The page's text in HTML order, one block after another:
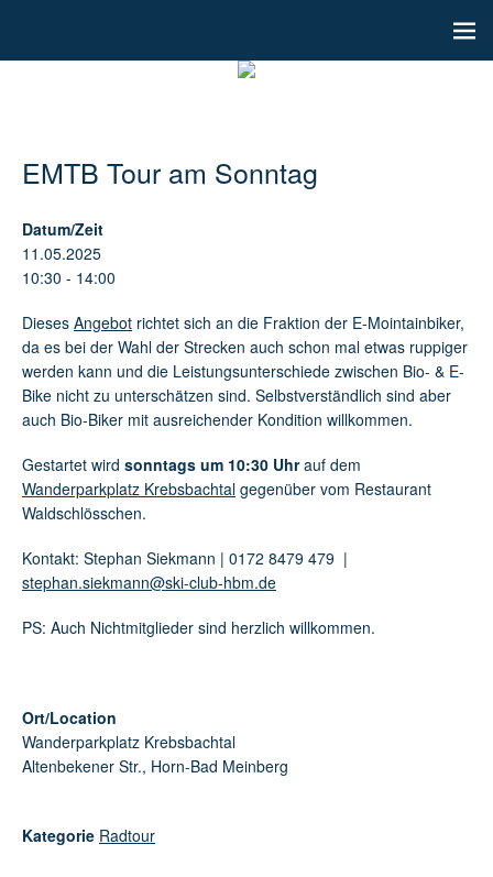
EMTB Tour am Sonntag
Datum/Zeit
11.05.2025
10:30 - 14:00
Dieses Angebot richtet sich an die Fraktion der E-Mointainbiker,
da es bei der Wahl der Strecken auch schon mal etwas ruppiger
werden kann und die Leistungsunterschiede zwischen Bio- & E-
Bike nicht zu unterschätzen sind. Selbstverständlich sind aber
auch Bio-Biker mit ausreichender Kondition willkommen.
Gestartet wird sonntags um 10:30 Uhrauf dem
Wanderparkplatz Krebsbachtal gegenüber vom Restaurant
Waldschlösschen.
Kontakt: Stephan Siekmann | 0172 8479 479 |
stephan.siekmann@ski-club-hbm.de
PS: Auch Nichtmitglieder sind herzlich willkommen.
Ort/Location
Wanderparkplatz Krebsbachtal
Altenbekener Str., Horn-Bad Meinberg
Kategorie Radtour